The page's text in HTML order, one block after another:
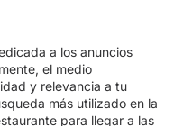
a los anuncios
el medio
y relevancia a tu
más utilizado en la
para llegar a las